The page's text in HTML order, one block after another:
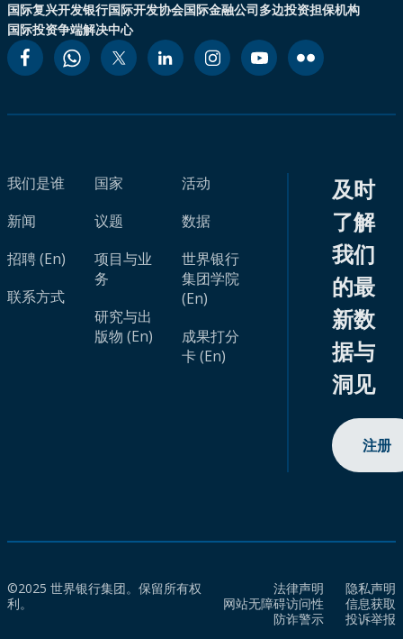
国际复兴开发银行国际开发协会国际金融公司多边投资担保机构
国际投资争端解决中心
我们是谁
新闻
招聘 (En)
联系方式
国家
议题
项目与业
务
研究与出
版物 (En)
活动
数据
世界银行
集团学院
(En)
成果打分
卡 (En)
及时
了解
我们
的最
新数
据与
洞见
注册
©2025 世界银行集团。保留所有权
利。
法律声明
隐私声明
网站无障碍访问性
信息获取
防诈警示
投诉举报